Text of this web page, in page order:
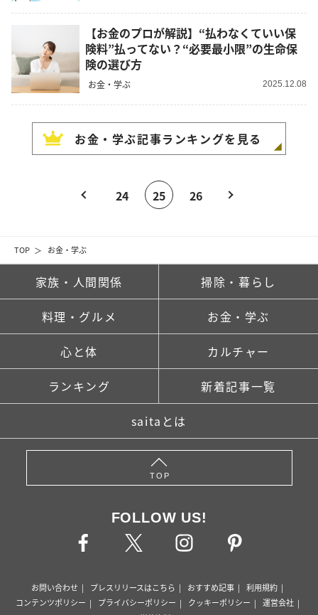
TOP お金・学ぶ
【お金のプロが解説】“払わなくていい保
険料”払ってない？“必要最小限”の生命保
険の選び方
お金・学ぶ 2025.12.08
お金・学ぶ記事ランキングを見る
24 25 26
家族・人間関係 掃除・暮らし
料理・グルメ お金・学ぶ
心と体 カルチャー
ランキング 新着記事一覧
saitaとは
TOP
FOLLOW US!
お問い合わせ プレスリリースはこちら おすすめ記事
利用規約
コンテンツポリシー
プライバシーポリシー クッキーポリシー
運営会社